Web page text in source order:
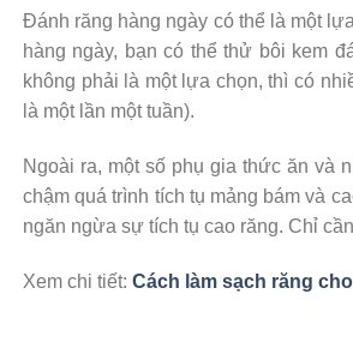
Đánh răng hàng ngày có thể là một
hàng ngày, bạn có thể thử bôi kem
không phải là một lựa chọn, thì có
là một lần một tuần).
Ngoài ra, một số phụ gia thức ăn và
chậm quá trình tích tụ mảng bám và
ngăn ngừa sự tích tụ cao răng. Chỉ
Xem chi tiết: Cách làm sạch răng